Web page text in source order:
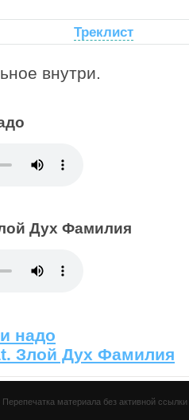
Треклист
внутри.
Дух Фамилия
надо
Злой Дух Фамилия
материала без активной